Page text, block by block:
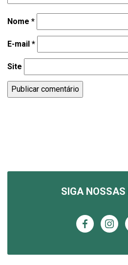
Nome *
E-mail *
Site
SIGA NOSSAS